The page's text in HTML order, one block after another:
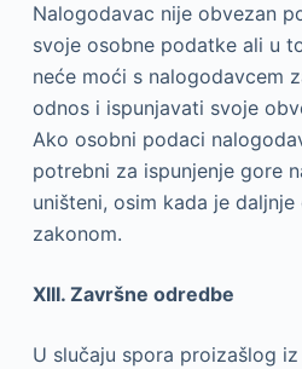
Nalogodavac nije obvezan
svoje osobne podatke ali u
neće moći s nalogodavcem
odnos i ispunjavati svoje
Ako osobni podaci
potrebni za ispunjenje gore
uništeni, osim kada je
zakonom.
XIII. Završne odredbe
U slučaju spora proizašlog